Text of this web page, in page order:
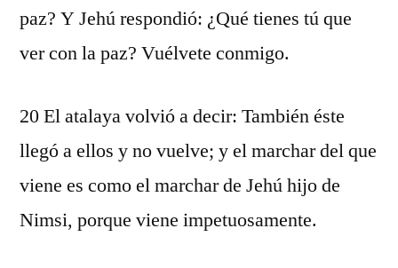
paz? Y Jehú respondió: ¿Qué tienes tú que
ver con la paz? Vuélvete conmigo.
20 El atalaya volvió a decir: También éste
llegó a ellos y no vuelve; y el marchar del que
viene es como el marchar de Jehú hijo de
Nimsi, porque viene impetuosamente.